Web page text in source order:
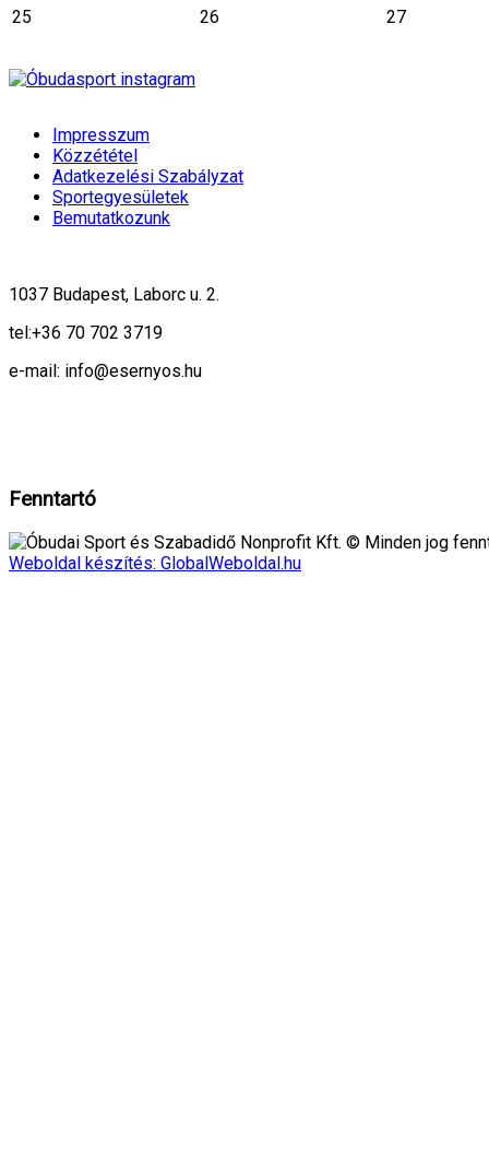
25
26 27
Impresszum
Közzététel
Adatkezelési Szabályzat
Sportegyesületek
Bemutatkozunk
1037 Budapest, Laborc u. 2.
tel:+36 70 702 3719
e-mail: info@esernyos.hu
Fenntartó
Óbudai Sport és Szabadidő Nonprofit Kft. © Minden jog
Weboldal készítés: GlobalWeboldal.hu